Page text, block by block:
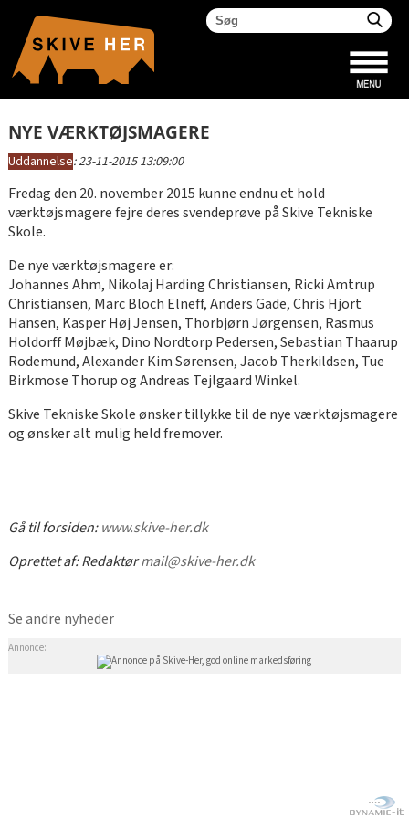
NYE VÆRKTØJSMAGERE
Uddannelse:23-11-2015 13:09:00
Fredag den 20. november 2015 kunne endnu et hold
værktøjsmagere fejre deres svendeprøve på Skive Tekniske
Skole.
De nye værktøjsmagere er:
Johannes Ahm, Nikolaj Harding Christiansen, Ricki Amtrup
Christiansen, Marc Bloch Elneff, Anders Gade, Chris Hjort
Hansen, Kasper Høj Jensen, Thorbjørn Jørgensen, Rasmus
Holdorff Møjbæk, Dino Nordtorp Pedersen, Sebastian Thaarup
Rodemund, Alexander Kim Sørensen, Jacob Therkildsen, Tue
Birkmose Thorup og Andreas Tejlgaard Winkel.
Skive Tekniske Skole ønsker tillykke til de nye værktøjsmagere
og ønsker alt mulig held fremover.
Gå til forsiden:www.skive-her.dk
Oprettet af:Redaktørmail@skive-her.dk
Se andre nyheder
Annonce: